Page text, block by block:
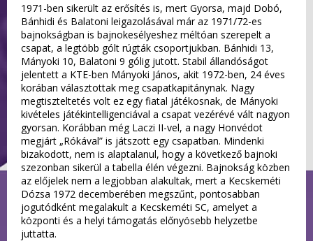
1971-ben sikerült az erősítés is, mert Gyorsa, majd Dobó,
Bánhidi és Balatoni leigazolásával már az 1971/72-es
bajnokságban is bajnokesélyeshez méltóan szerepelt a
csapat, a legtöbb gólt rúgták csoportjukban. Bánhidi 13,
Mányoki 10, Balatoni 9 gólig jutott. Stabil állandóságot
jelentett a KTE-ben Mányoki János, akit 1972-ben, 24 éves
korában választottak meg csapatkapitánynak. Nagy
megtiszteltetés volt ez egy fiatal játékosnak, de Mányoki
kivételes játékintelligenciával a csapat vezérévé vált nagyon
gyorsan. Korábban még Laczi II-vel, a nagy Honvédot
megjárt „Rókával” is játszott egy csapatban. Mindenki
bizakodott, nem is alaptalanul, hogy a következő bajnoki
szezonban sikerül a tabella élén végezni. Bajnokság közben
az előjelek nem a legjobban alakultak, mert a Kecskeméti
Dózsa 1972 decemberében megszűnt, pontosabban
jogutódként megalakult a Kecskeméti SC, amelyet a
központi és a helyi támogatás előnyösebb helyzetbe
juttatta.